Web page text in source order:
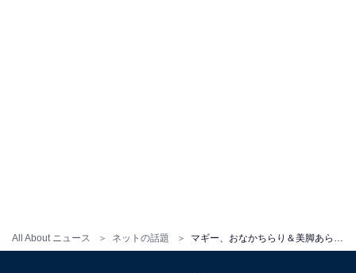
All About ニュース ネットの話題 マギー、おなかちらり＆美脚あらわなスタイル抜群ミニ丈コーデ！ 「ミニスカートかわいい」「絵になる」